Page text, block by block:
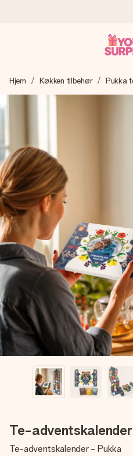
Vi laver din gave med omhu
du kan give den på det helt
4,7 (baseret på
Vores gaver inspirerer.
Reviews.
Gratis kort med hilsen
Lav noget særligt i blot få
billede af dig eller en
Intet besvær men
øjeblikket.
Hjem Køkken tilbehør Pukka
Te-
Te-adventskalender - Pukka